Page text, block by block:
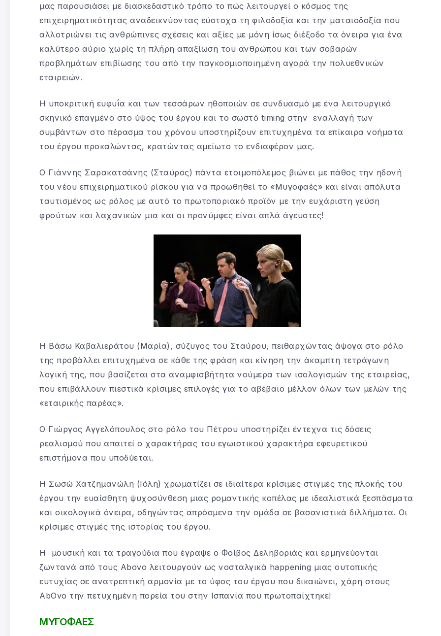
μας παρουσιάσει με διασκεδαστικό τρόπο το πώς λειτουργεί ο κόσμος της
επιχειρηματικότητας αναδεικνύοντας εύστοχα τη φιλοδοξία και την ματαιοδοξία που
αλλοτριώνει τις ανθρώπινες σχέσεις και αξίες με μόνη ίσως διέξοδο τα όνειρα για ένα
καλύτερο αύριο χωρίς τη πλήρη απαξίωση του ανθρώπου και των σοβαρών
προβλημάτων επιβίωσης του από την παγκοσμιοποιημένη αγορά την πολυεθνικών
εταιρειών.
Η υποκριτική ευφυΐα και των τεσσάρων ηθοποιών σε συνδυασμό με ένα λειτουργικό
σκηνικό επαγμένο στο ύψος του έργου και το σωστό timing στην εναλλαγή των
συμβάντων στο πέρασμα του χρόνου υποστηρίζουν επιτυχημένα τα επίκαιρα νοήματα
του έργου προκαλώντας, κρατώντας αμείωτο το ενδιαφέρον μας.
Ο Γιάννης Σαρακατσάνης (Σταύρος) πάντα ετοιμοπόλεμος βιώνει με πάθος την ηδονή
του νέου επιχειρηματικού ρίσκου για να προωθηθεί το «Μυγοφαές» και είναι απόλυτα
ταυτισμένος ως ρόλος με αυτό το πρωτοποριακό προϊόν με την ευχάριστη γεύση
φρούτων και λαχανικών μια και οι προνύμφες είναι απλά άγευστες!
Η Βάσω Καβαλιεράτου (Μαρία), σύζυγος του Σταύρου, πειθαρχώντας άψογα στο ρόλο
της προβάλλει επιτυχημένα σε κάθε της φράση και κίνηση την άκαμπτη τετράγωνη
λογική της, που βασίζεται στα αναμφισβήτητα νούμερα των ισολογισμών της εταιρείας,
που επιβάλλουν πιεστικά κρίσιμες επιλογές για το αβέβαιο μέλλον όλων των μελών της
«εταιρικής παρέας».
Ο Γιώργος Αγγελόπουλος στο ρόλο του Πέτρου υποστηρίζει έντεχνα τις δόσεις
ρεαλισμού που απαιτεί ο χαρακτήρας του εγωιστικού χαρακτήρα εφευρετικού
επιστήμονα που υποδύεται.
Η Σωσώ Χατζημανώλη (Ιόλη) χρωματίζει σε ιδιαίτερα κρίσιμες στιγμές της πλοκής του
έργου την ευαίσθητη ψυχοσύνθεση μιας ρομαντικής κοπέλας με ιδεαλιστικά ξεσπάσματα
και οικολογικά όνειρα, οδηγώντας απρόσμενα την ομάδα σε βασανιστικά διλλήματα. Οι
κρίσιμες στιγμές της ιστορίας του έργου.
Η μουσική και τα τραγούδια που έγραψε ο Φοίβος Δεληβοριάς και ερμηνεύονται
ζωντανά από τους Abovo λειτουργούν ως νοσταλγικά happening μιας ουτοπικής
ευτυχίας σε ανατρεπτική αρμονία με το ύφος του έργου που δικαιώνει, χάρη στους
AbOvo την πετυχημένη πορεία του στην Ισπανία που πρωτοπαίχτηκε!
ΜΥΓΟΦΑΕΣ